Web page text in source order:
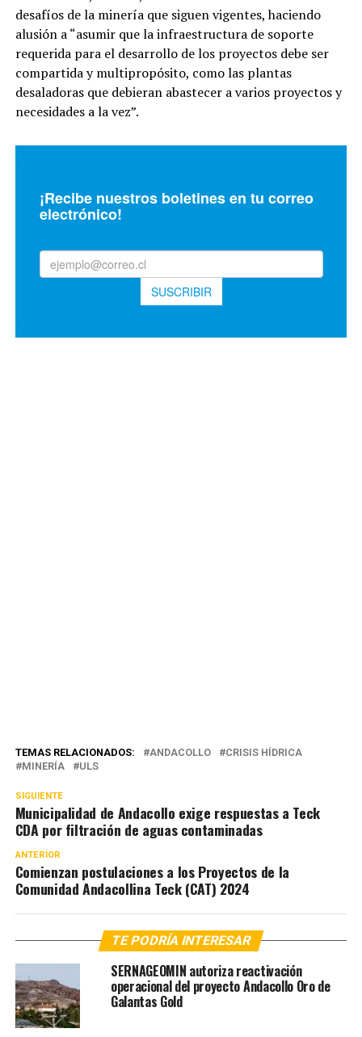
desafíos de la minería que siguen vigentes, haciendo
alusión a “asumir que la infraestructura de soporte
requerida para el desarrollo de los proyectos debe ser
compartida y multipropósito, como las plantas
desaladoras que debieran abastecer a varios proyectos y
necesidades a la vez”.
TEMAS RELACIONADOS: ANDACOLLO
CRISIS HÍDRICA
MINERÍA
ULS
SIGUIENTE
Municipalidad de Andacollo exige respuestas a Teck
CDA por filtración de aguas contaminadas
ANTERIOR
Comienzan postulaciones a los Proyectos de la
Comunidad Andacollina Teck (CAT) 2024
TE PODRÍA INTERESAR
SERNAGEOMIN autoriza reactivación
operacional del proyecto Andacollo Oro de
Galantas Gold